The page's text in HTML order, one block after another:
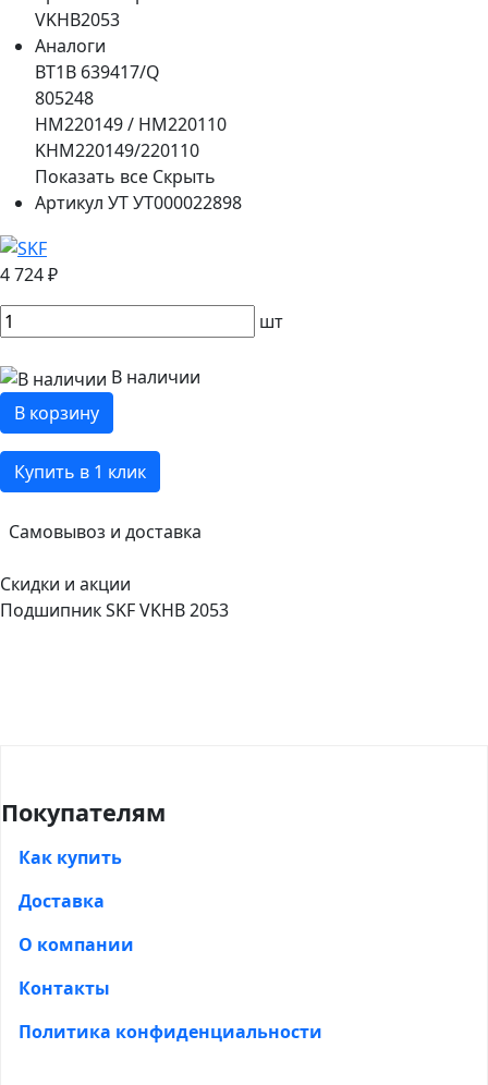
VKHB2053
Аналоги
BT1B 639417/Q
805248
HM220149 / HM220110
KHM220149/220110
Показать все Скрыть
Артикул УТУТ000022898
4 724 ₽
шт
В наличии
В корзину
Купить в 1 клик
Самовывоз и доставка
Скидки и акции
Подшипник SKF VKHB 2053
Покупателям
Как купить
Доставка
О компании
Контакты
Политика конфиденциальности